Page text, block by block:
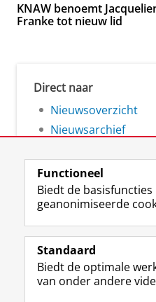
KNAW benoemt
Franke tot nieuw lid
Direct naar
Nieuwsoverzicht
Nieuwsarchief
Volg de RUG
Studiekiezers
Functioneel
Biedt de
geanonimiseerde
Standaard
Biedt de optimale
van onder andere